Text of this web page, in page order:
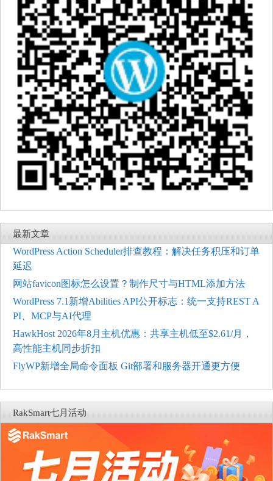
最新文章
WordPress Action Scheduler排查教程：解决任务积压和订单
延迟
网站favicon图标怎么设置？制作尺寸与HTML添加方法
WordPress 7.1新增Abilities API公开标志：统一支持REST A
PI、MCP与AI代理
HawkHost 2026年8月主机优惠：共享主机低至$2.61/月，
高性能主机同步折扣
FlyWP新增全局命令面板 Git部署和服务器开通更方便
RakSmart七月活动